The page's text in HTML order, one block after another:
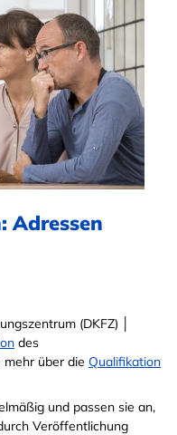
Adressen
(DKFZ) │
des
mehr über die Qualifikation
und passen sie an,
Veröffentlichung